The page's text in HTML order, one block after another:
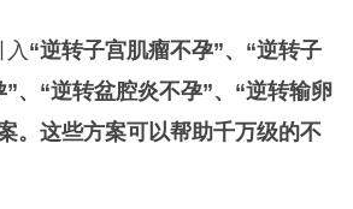
“逆转子宫肌瘤不孕”、“逆转子
、“逆转盆腔炎不孕”、“逆转输卵
。这些方案可以帮助千万级的不